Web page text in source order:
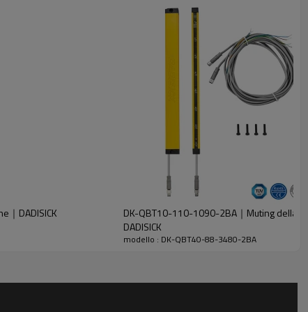
DADISICK
DK-QBT10-110-1090-2BA｜Muting della
DADISICK
modello : DK-QBT40-88-3480-2BA